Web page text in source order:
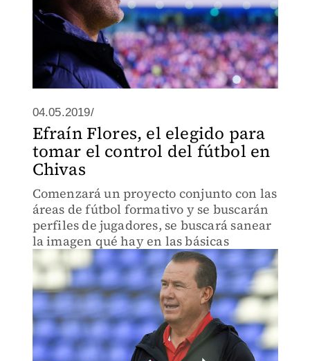
04.05.2019/
Efraín Flores, el elegido para
tomar el control del fútbol en
Chivas
Comenzará un proyecto conjunto con las
áreas de fútbol formativo y se buscarán
perfiles de jugadores, se buscará sanear
la imagen qué hay en las básicas